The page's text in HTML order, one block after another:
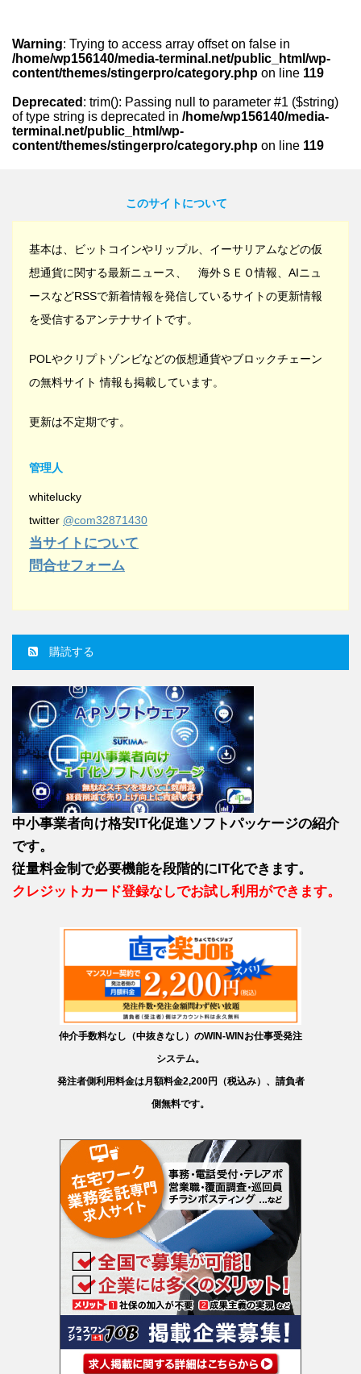
Warning: Trying to access array offset on false in
/home/wp156140/media-terminal.net/public_html/wp-
content/themes/stingerpro/category.php on line 119
Deprecated : trim(): Passing null to parameter #1 ($string)
of type string is deprecated in /home/wp156140/media-
terminal.net/public_html/wp-
content/themes/stingerpro/category.php on line 119
このサイトについて
基本は、ビットコインやリップル、イーサリアムなどの仮
想通貨に関する最新ニュース、 海外ＳＥＯ情報、AIニュ
ースなどRSSで新着情報を発信しているサイトの更新情報
を受信するアンテナサイトです。
POLやクリプトゾンビなどの仮想通貨やブロックチェーン
の無料サイト 情報も掲載しています。
更新は不定期です。
管理人
whitelucky
twitter @com32871430
当サイトについて
問合せフォーム
購読する
中小事業者向け格安IT化促進ソフトパッケージの紹介
です。
従量料金制で必要機能を段階的にIT化できます。
クレジットカード登録なしでお試し利用ができます。
仲介手数料なし（中抜きなし）のWIN-WINお仕事受発注
システム。
発注者側利用料金は月額料金2,200円（税込み）、請負者
側無料です。